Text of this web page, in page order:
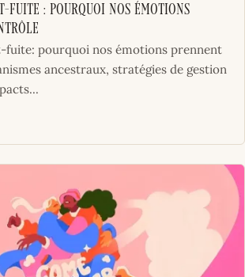
fuite : pourquoi nos émotions
fuite: pourquoi nos émotions prennent
ancestraux, stratégies de gestion